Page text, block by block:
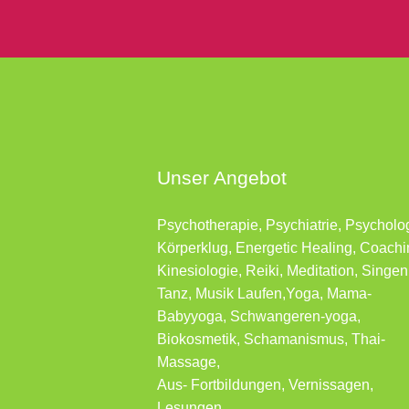
Unser Angebot
Psychotherapie, Psychiatrie,
Körperklug, Energetic Healing,
Kinesiologie, Reiki, Meditation,
Tanz, Musik Laufen,Yoga, Mama-
Babyyoga, Schwangeren-yoga,
Biokosmetik, Schamanismus, Thai-
Massage,
Aus- Fortbildungen, Vernissagen,